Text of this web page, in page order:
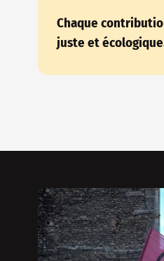
Chaque
juste et